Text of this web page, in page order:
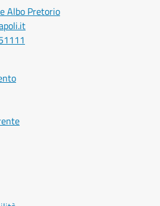
Albo Pretorio